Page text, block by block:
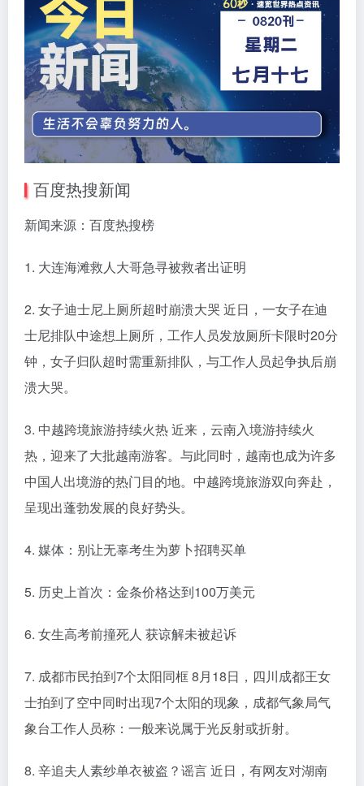
百度热搜新闻
新闻来源：百度热搜榜
1. 大连海滩救人大哥急寻被救者出证明
2. 女子迪士尼上厕所超时崩溃大哭 近日，一女子在迪
士尼排队中途想上厕所，工作人员发放厕所卡限时20分
钟，女子归队超时需重新排队，与工作人员起争执后崩
溃大哭。
3. 中越跨境旅游持续火热 近来，云南入境游持续火
热，迎来了大批越南游客。与此同时，越南也成为许多
中国人出境游的热门目的地。中越跨境旅游双向奔赴，
呈现出蓬勃发展的良好势头。
4. 媒体：别让无辜考生为萝卜招聘买单
5. 历史上首次：金条价格达到100万美元
6. 女生高考前撞死人 获谅解未被起诉
7. 成都市民拍到7个太阳同框 8月18日，四川成都王女
士拍到了空中同时出现7个太阳的现象，成都气象局气
象台工作人员称：一般来说属于光反射或折射。
8. 辛追夫人素纱单衣被盗？谣言 近日，有网友对湖南